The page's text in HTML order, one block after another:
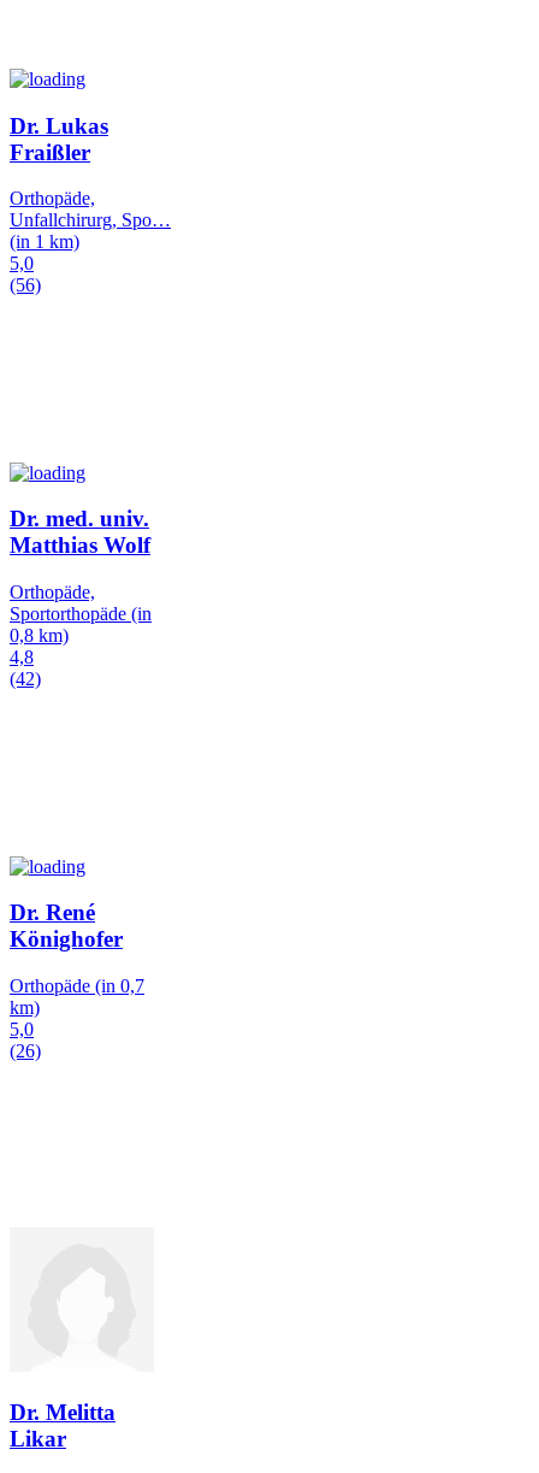
Dr. Lukas
Fraißler
Orthopäde,
Unfallchirurg, Spo…
(in 1 km)
5,0
(56)
Dr. med. univ.
Matthias Wolf
Orthopäde,
Sportorthopäde (in
0,8 km)
4,8
(42)
Dr. René
Könighofer
Orthopäde (in 0,7
km)
5,0
(26)
Dr. Melitta
Likar